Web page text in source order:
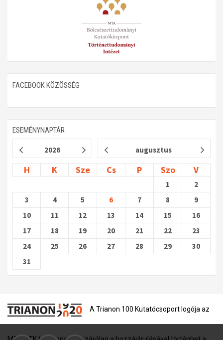
FACEBOOK KÖZÖSSÉG
ESEMÉNYNAPTÁR
2026 augusztus
H K Sze Cs P Szo V
1
2
3
4 5 6 7 8
9
10
11 12 13 14 15
16
17
18 19 20 21 22
23
24
25 26 27 28 29
30
31
A Trianon 100 Kutatócsoport logója az